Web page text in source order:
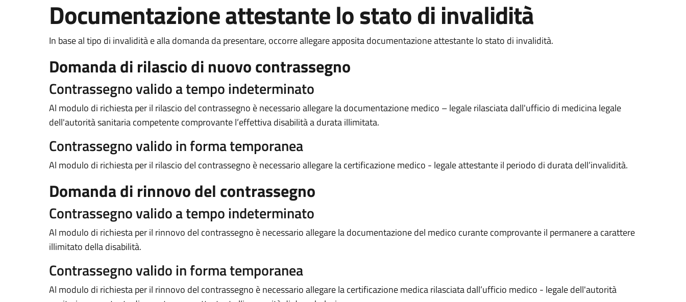
Documentazione attestante lo stato di invalidità
In base al tipo di invalidità e alla domanda da presentare, occorre allegare apposita documentazione attestante lo stato di invalidità.
Domanda di rilascio di nuovo contrassegno
Contrassegno valido a tempo indeterminato
Al modulo di richiesta per il rilascio del contrassegno è necessario allegare la documentazione medico – legale rilasciata dall'ufficio di medicina legale
dell'autorità sanitaria competente comprovante l’effettiva disabilità a durata illimitata.
Contrassegno valido in forma temporanea
Al modulo di richiesta per il rilascio del contrassegno è necessario allegare la certificazione medico - legale attestante il periodo di durata dell’invalidità.
Domanda di rinnovo del contrassegno
Contrassegno valido a tempo indeterminato
Al modulo di richiesta per il rinnovo del contrassegno è necessario allegare la documentazione del medico curante comprovante il permanere a carattere
illimitato della disabilità.
Contrassegno valido in forma temporanea
Al modulo di richiesta per il rinnovo del contrassegno è necessario allegare la certificazione medica rilasciata dall’ufficio medico - legale dell'autorità